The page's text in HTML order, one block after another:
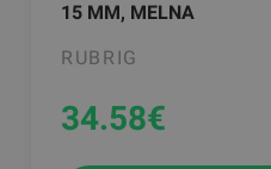
15 MM, MELNA
RUBRIG
34.58€